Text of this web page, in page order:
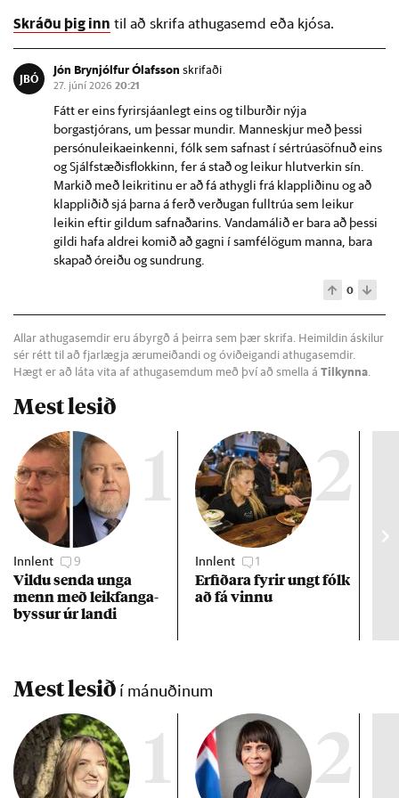
Skráðu þig inn til að skrifa athugasemd eða kjósa.
JBÓ
Jón Brynjólfur Ólafsson skrifaði
27. júní 2026 20:21
Fátt er eins fyrirsjáanlegt eins og tilburðir nýja
borgastjórans, um þessar mundir. Manneskjur með þessi
persónuleikaeinkenni, fólk sem safnast í sértrúasöfnuð eins
og Sjálfstæðisflokkinn, fer á stað og leikur hlutverkin sín.
Markið með leikritinu er að fá athygli frá klappliðinu og að
klappliðið sjá þarna á ferð verðugan fulltrúa sem leikur
leikin eftir gildum safnaðarins. Vandamálið er bara að þessi
gildi hafa aldrei komið að gagni í samfélögum manna, bara
skapað óreiðu og sundrung.
0
Allar athugasemdir eru ábyrgð á þeirra sem þær skrifa. Heimildin áskilur
sér rétt til að fjarlægja ærumeiðandi og óviðeigandi athugasemdir.
Hægt er að láta vita af athugasemdum með því að smella á Tilkynna
Mest lesið
1
Innlent 9
Vildu senda unga
menn með leik­fanga­
byss­ur úr landi
2
Innlent 1
Erf­ið­ara fyr­ir ungt fólk
að fá vinnu
Mest lesið í mánuðinum
1 2